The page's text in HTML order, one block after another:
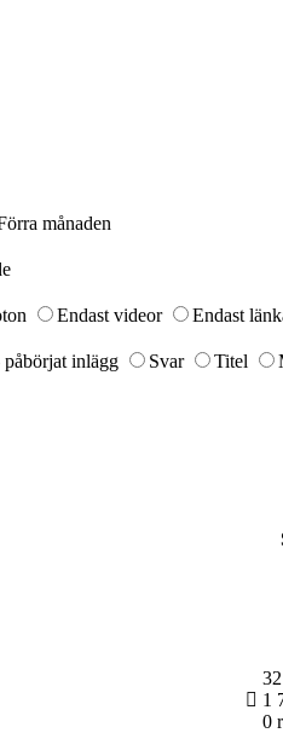
månaden
Endast videor Endast
inlägg Svar Titel
1
0